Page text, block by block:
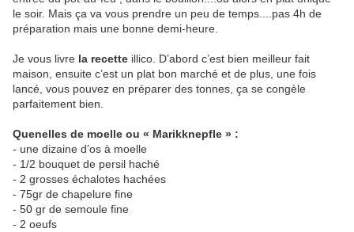
le soir. Mais ça va vous prendre un peu de temps....pas 4h de
préparation mais une bonne demi-heure.
Je vous livre la recette illico. D’abord c’est bien meilleur fait
maison, ensuite c’est un plat bon marché et de plus, une fois
lancé, vous pouvez en préparer des tonnes, ça se congèle
parfaitement bien.
Quenelles de moelle ou « Marikknepfle » :
- une dizaine d’os à moelle
- 1/2 bouquet de persil haché
- 2 grosses échalotes hachées
- 75gr de chapelure fine
- 50 gr de semoule fine
- 2 oeufs